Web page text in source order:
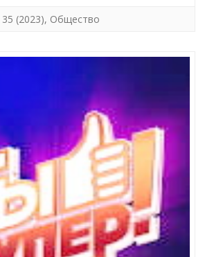
(2023), Общество